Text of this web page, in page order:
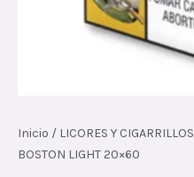
Inicio / LICORES Y CIGARRILLOS
BOSTON LIGHT 20×60